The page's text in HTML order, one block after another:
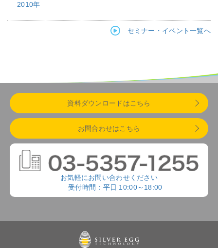
2010年
セミナー・イベント一覧へ
資料ダウンロードはこちら
お問合わせはこちら
お気軽にお問い合わせください
受付時間：平日 10:00～18:00